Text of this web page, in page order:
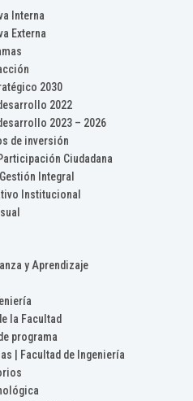
Interna
Externa
2030
2022
2023 – 2026
de inversión
Ciudadana
Integral
Institucional
y Aprendizaje
la Facultad
programa
| Facultad de Ingeniería